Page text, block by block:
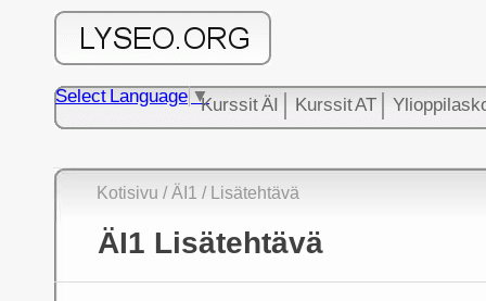
Kurssit ÄI Kurssit AT
Select Language ▼
Kotisivu / ÄI1 / Lisätehtävä
ÄI1 Lisätehtävä